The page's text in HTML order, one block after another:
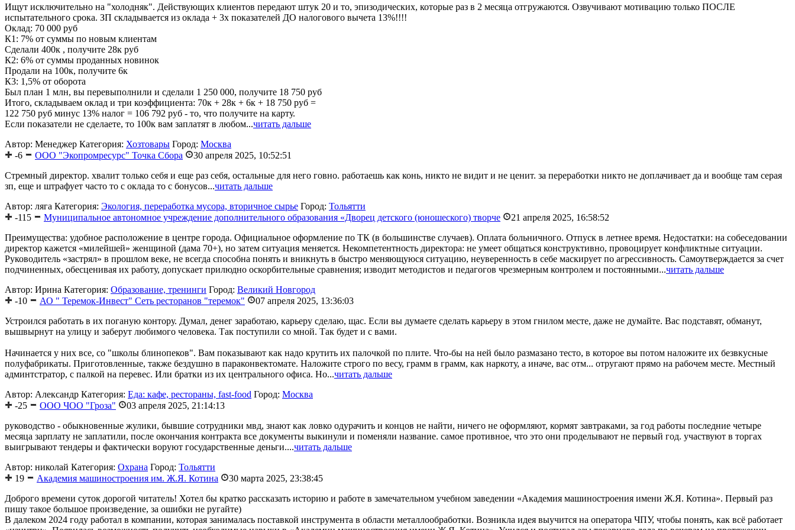
Ищут исключительно на "холодняк". Действующих клиентов передают штук 20 и то, эпизодических, которые раз в 2 месяца отгружаются. Озвучивают мотивацию только ПОСЛЕ
испытательного срока. ЗП складывается из оклада + 3х показателей ДО налогового вычета 13%!!!!
Оклад: 70 000 руб
К1: 7% от суммы по новым клиентам
Сделали 400к , получите 28к руб
К2: 6% от суммы проданных новинок
Продали на 100к, получите 6к
К3: 1,5% от оборота
Был план 1 млн, вы перевыполнили и сделали 1 250 000, получите 18 750 руб
Итого, складываем оклад и три коэффициента: 70к + 28к + 6к + 18 750 руб =
122 750 руб минус 13% налог = 106 792 руб - то, что получите на карту.
Если показатели не сделаете, то 100к вам заплатят в любом...читать дальше
Автор: Менеджер Категория: Хозтовары Город: Москва
-6
ООО "Экопромресурс" Точка Сбора
30 апреля 2025, 10:52:51
Стремный директор. хвалит только себя и еще раз себя, остальные для него говно. работаешь как конь, никто не видит и не ценит. за переработки никто не доплачивает да и вообще там серая
зп, еще и штрафует часто то с оклада то с бонусов...читать дальше
Автор: ляга Категория: Экология, переработка мусора, вторичное сырье Город: Тольятти
-115
Муниципальное автономное учреждение дополнительного образования «Дворец детского (юношеского) творче
21 апреля 2025, 16:58:52
Преимущества: удобное расположение в центре города. Официальное оформление по ТК (в большинстве случаев). Оплата больничного. Отпуск в летнее время. Недостатки: на собеседовании
директор кажется «милейшей» женщиной (дама 70+), но затем ситуация меняется. Некомпетентность директора: не умеет общаться конструктивно, провоцирует конфликтные ситуации.
Руководитель «застрял» в прошлом веке, не всегда способна понять и вникнуть в быстро меняющуюся ситуацию, неуверенность в себе маскирует по агрессивность. Самоутверждается за счет
подчиненных, обесценивая их работу, допускает прилюдно оскорбительные сравнения; изводит методистов и педагогов чрезмерным контролем и постоянными...читать дальше
Автор: Ирина Категория: Образование, тренинги Город: Великий Новгород
-10
АО " Теремок-Инвест" Сеть ресторанов "теремок"
07 апреля 2025, 13:36:03
Устроился работать в их поганую контору. Думал, денег заработаю, карьеру сделаю, щас. Если вы думаете сделать карьеру в этом гнилом месте, даже не думайте. Вас подставят, обманут,
вышвырнут на улицу и заберут любимого человека. Так поступили со мной. Так будет и с вами.
Начинается у них все, со "школы блинопеков". Вам показывают как надо крутить их палочкой по плите. Что-бы на ней было размазано тесто, в которое вы потом наложите их безвкусные
полуфабрикаты. Приготовленные, также бездушно в параконвектомате. Наложите строго по весу, грамм в грамм, как наркоту, а иначе, вас отм... отругают прямо на рабочем месте. Местный
админтстратор, с палкой на перевес. Или братки из их центрального офиса. Но...читать дальше
Автор: Александр Категория: Еда: кафе, рестораны, fast-food Город: Москва
-25
ООО ЧОО "Гроза"
03 апреля 2025, 21:14:13
руководство - обыкновенные жулики, бывшие сотрудники мвд, знают как ловко одурачить и концов не найти, ничего не оформляют, кормят завтраками, за год работы последние четыре
месяца зарплату не заплатили, после окончания контракта все документы выкинули и поменяли название. самое противное, что это они проделывают не первый год. участвуют в торгах
выигрывают тендеры и фактически воруют государственные деньги....читать дальше
Автор: николай Категория: Охрана Город: Тольятти
19
Академия машиностроения им. Ж.Я. Котина
30 марта 2025, 23:38:45
Доброго времени суток дорогой читатель! Хотел бы кратко рассказать историю и работе в замечательном учебном заведении «Академия машиностроения имени Ж.Я. Котина». Первый раз
пишу такое большое произведение, за ошибки не ругайте)
В далеком 2024 году работал в компании, которая занималась поставкой инструмента в области металлообработки. Возникла идея выучится на оператора ЧПУ, чтобы понять, как всё работает